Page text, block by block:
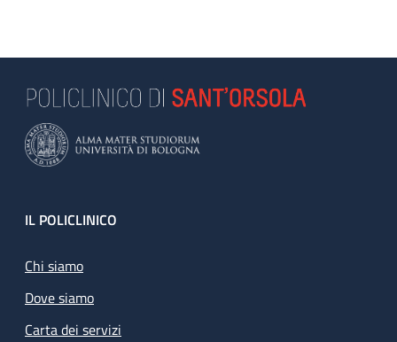
Footer
IL POLICLINICO
Chi siamo
Dove siamo
Carta dei servizi